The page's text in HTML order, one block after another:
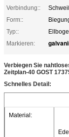
Verbindung::
Form::
Typ::
Markieren:
Verbiegen Sie
Zeitplan-40 GOST
Schnelles Detail:
Material: